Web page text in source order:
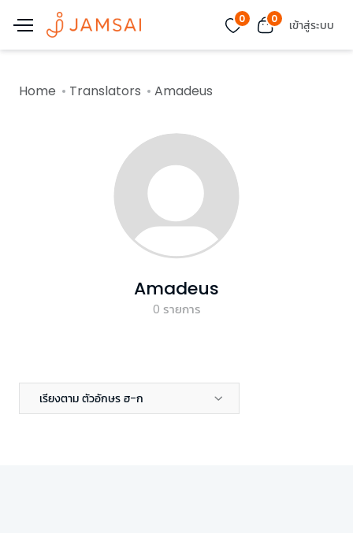
0 0 เข้าสู่ระบบ
Home Translators Amadeus
Amadeus
0 รายการ
เรียงตาม ตัวอักษร ฮ-ก